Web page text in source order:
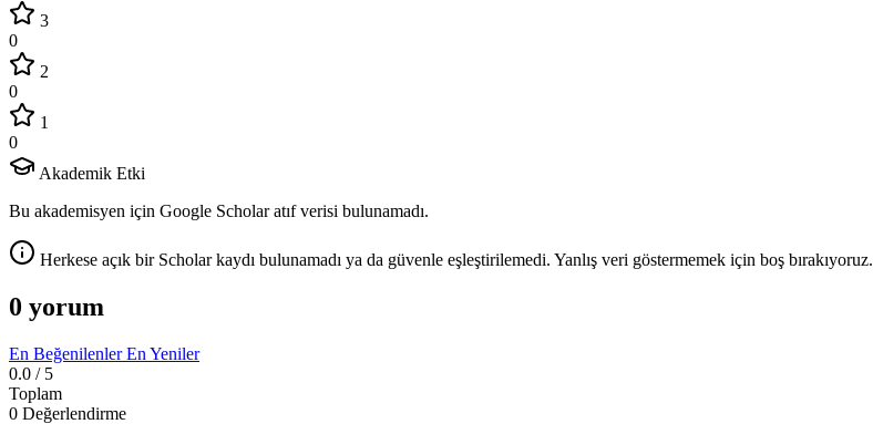
3
0
2
0
1
0
Akademik Etki
Bu akademisyen için Google Scholar atıf verisi bulunamadı.
Herkese açık bir Scholar kaydı bulunamadı ya da güvenle eşleştirilemedi. Yanlış veri göstermemek için boş bırakıyoruz.
0 yorum
En BeğenilenlerEn Yeniler
0.0 / 5
Toplam
0 Değerlendirme